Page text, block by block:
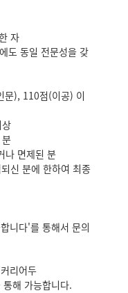
자
도 동일 전문성을 갖
), 110점(이공) 이
나 면제된 분
신 분에 한하여 최종
니다'를 통해서 문의
리어두
통해 가능합니다.